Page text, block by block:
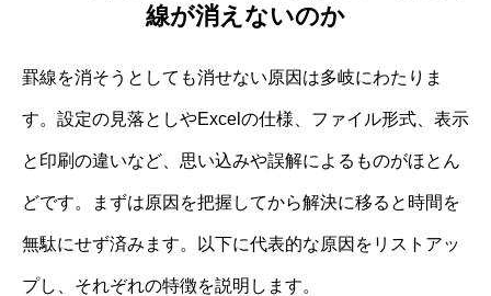
線が消えないのか
罫線を消そうとしても消せない原因は多岐にわたりま
す。設定の見落としやExcelの仕様、ファイル形式、表示
と印刷の違いなど、思い込みや誤解によるものがほとん
どです。まずは原因を把握してから解決に移ると時間を
無駄にせず済みます。以下に代表的な原因をリストアッ
プし、それぞれの特徴を説明します。